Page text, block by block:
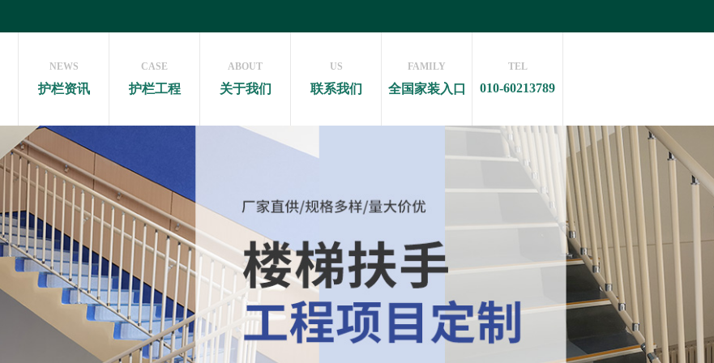
NEWS
护栏资讯
CASE
护栏工程
ABOUT
关于我们
US
联系我们
FAMILY
全国家装入口
TEL
010-60213789